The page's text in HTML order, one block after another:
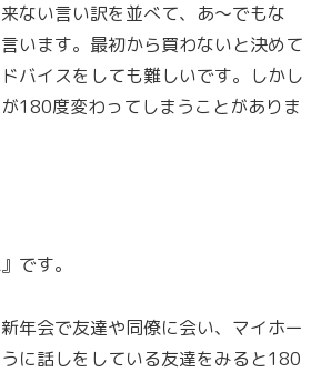
ない言い訳を並べて、あ～でもな
います。最初から買わないと決めて
バイスをしても難しいです。しかし
180度変わってしまうことがありま
』です。
年会で友達や同僚に会い、マイホー
に話しをしている友達をみると180